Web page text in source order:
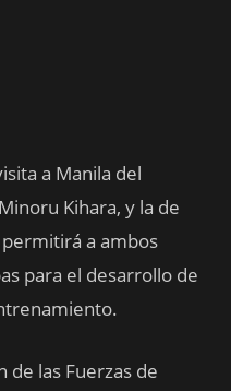
a Manila del
Kihara, y la de
a ambos
para el desarrollo de
de las Fuerzas de